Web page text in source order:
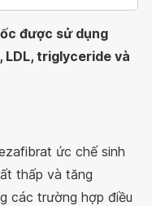
được sử dụng
LDL, triglyceride và
ức chế sinh
thấp và tăng
các trường hợp điều